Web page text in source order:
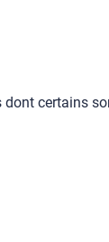
certains